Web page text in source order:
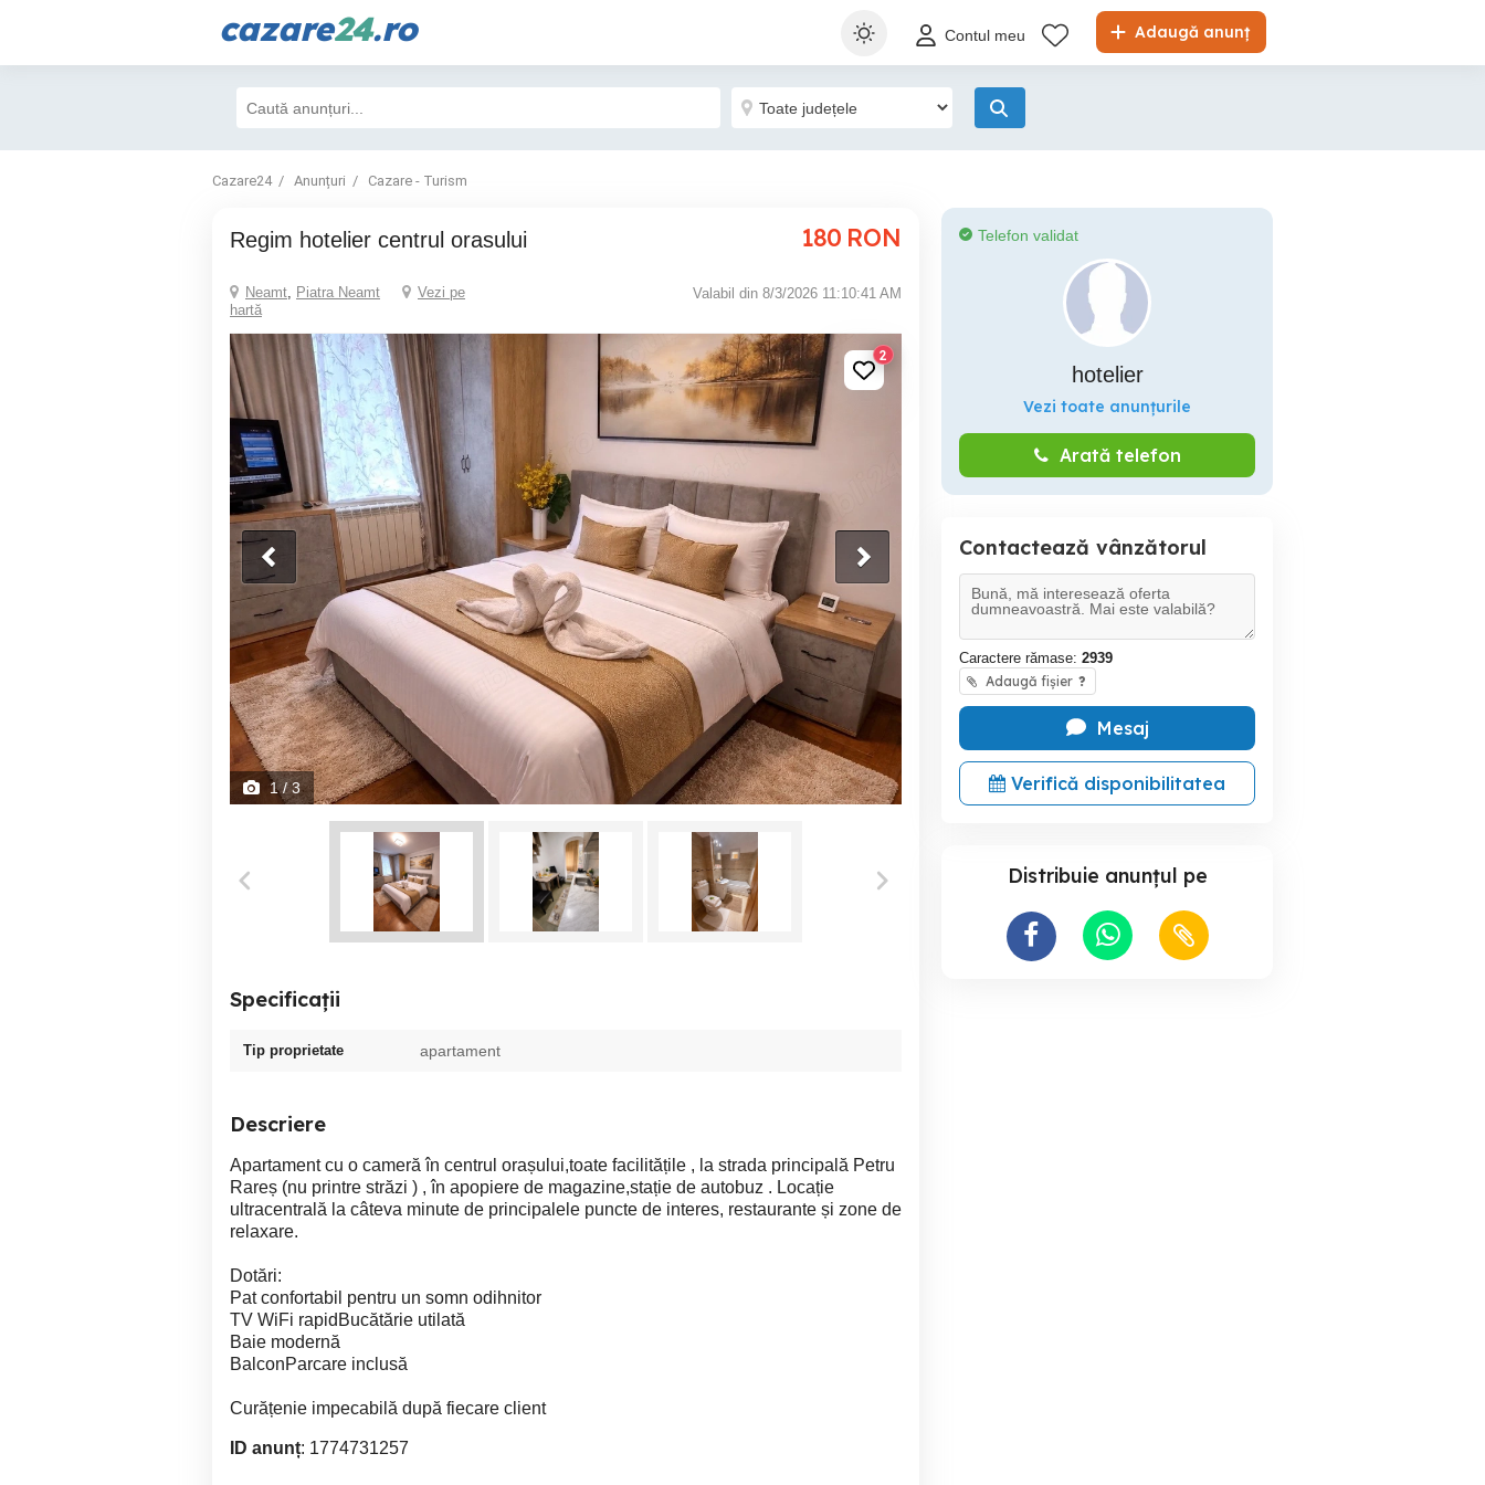
cazare24.ro Adaugă anunț
Contul meu
Cazare24 Anunțuri Cazare - Turism
regim hotelier centrul orasului 180 RON
Neamt, Piatra Neamt
Vezi pe
hartă
Valabil din 8/3/2026 11:10:41 AM
2
1/ 3
Specificații
Tip proprietate apartament
Descriere
Apartament cu o cameră în centrul orașului,toate facilitățile , la strada principală Petru
Rareș (nu printre străzi ) , în apopiere de magazine,stație de autobuz . Locație
ultracentrală la câteva minute de principalele puncte de interes, restaurante și zone de
relaxare.
Dotări:
Pat confortabil pentru un somn odihnitor
TV WiFi rapidBucătărie utilată
Baie modernă
BalconParcare inclusă
Curățenie impecabilă după fiecare client
ID anunț: 1774731257
Telefon validat
hotelier
Vezi toate anunțurile
Arată telefon
Contactează vânzătorul
Caractere rămase: 2939
Adaugă fișier ?
Mesaj
Verifică disponibilitatea
Distribuie anunțul pe